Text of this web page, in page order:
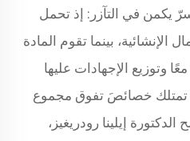
يكمن في التآزر: إذ تحمل
الإنشائية، بينما تقوم المادة
معًا وتوزيع الإجهادات عليها
تمتلك خصائصَ تفوق مجموع
إيلينا رودريغيز،